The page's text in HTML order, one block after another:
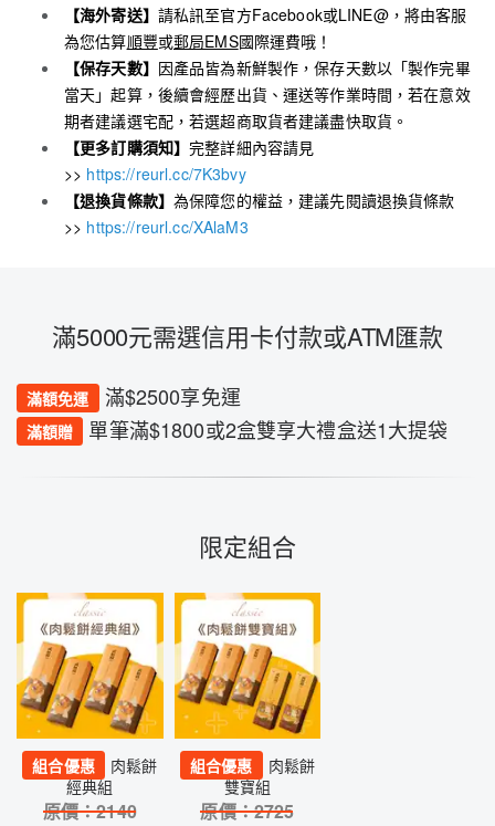
【海外寄送】 請私訊至官方Facebook或LINE@，將由客服
為您估算順豐或郵局EMS國際運費哦！
【保存天數】 因產品皆為新鮮製作，保存天數以「製作完畢
當天」起算，後續會經歷出貨、運送等作業時間，若在意效
期者建議選宅配，若選超商取貨者建議盡快取貨。
【更多訂購須知】完整詳細內容請見
>> https://reurl.cc/7K3bvy
【退換貨條款】 為保障您的權益，建議先閱讀退換貨條款
>> https://reurl.cc/XAlaM3
滿5000元需選信用卡付款或ATM匯款
滿額免運 滿$2500享免運
滿額贈 單筆滿$1800或2盒雙享大禮盒送1大提袋
限定組合
組合優惠
肉鬆餅
經典組
原價：2140
組合優惠
肉鬆餅
雙寶組
原價：2725